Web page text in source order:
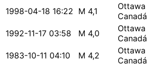
1998-04-18 16:22 M 4,1
Ottawa
Canadá
1992-11-17 03:58 M 4,0
Ottawa
Canadá
1983-10-11 04:10 M 4,2
Ottawa
Canadá